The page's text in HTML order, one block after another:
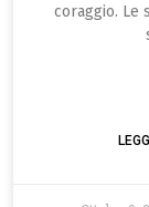
coraggio. Le